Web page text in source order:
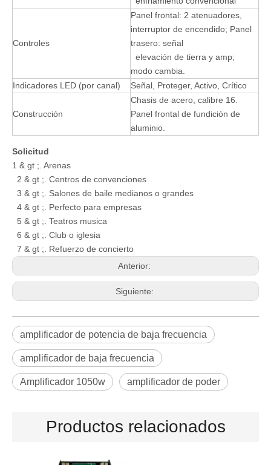
Controles
Panel frontal: 2 atenuadores,
interruptor de encendido; Panel
trasero: señal
elevación de tierra y amp;
modo cambia.
Indicadores LED (por canal)
Señal, Proteger, Activo, Crítico
Construcción
Chasis de acero, calibre 16.
Panel frontal de fundición de
aluminio.
Solicitud
1 & gt ;. Arenas
2 & gt ;. Centros de convenciones
3 & gt ;. Salones de baile medianos o grandes
4 & gt ;. Perfecto para empresas
5 & ​​gt ;. Teatros musica
6 & gt ;. Club o iglesia
7 & gt ;. Refuerzo de concierto
Anterior:
Siguiente:
amplificador de potencia de baja frecuencia
amplificador de baja frecuencia
Amplificador 1050w amplificador de poder
Productos relacionados